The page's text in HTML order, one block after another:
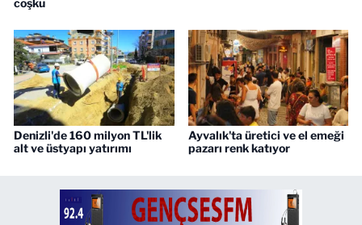
Denizli'de 160 milyon TL'lik
alt ve üstyapı yatırımı
Ayvalık'ta üretici ve el emeği
pazarı renk katıyor